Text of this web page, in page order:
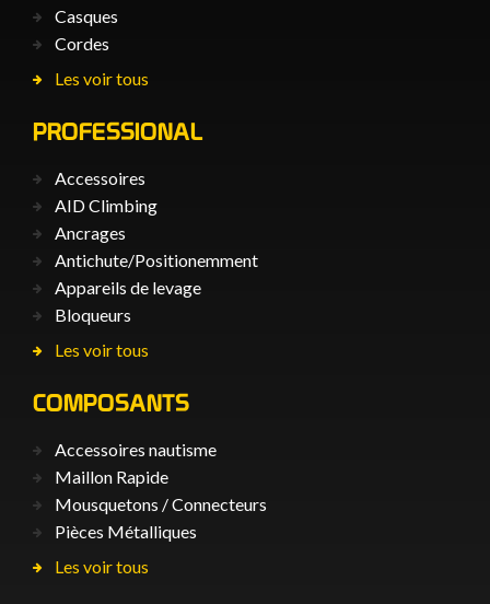
Casques
Cordes
Les voir tous
PROFESSIONAL
Accessoires
AID Climbing
Ancrages
Antichute/Positionemment
Appareils de levage
Bloqueurs
Les voir tous
COMPOSANTS
Accessoires nautisme
Maillon Rapide
Mousquetons / Connecteurs
Pièces Métalliques
Les voir tous